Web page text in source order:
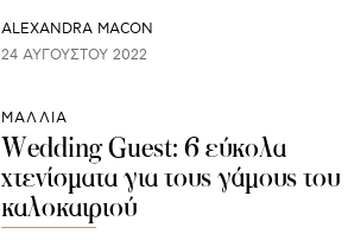
ALEXANDRA MACON
24 ΑΥΓΟΎΣΤΟΥ 2022
ΜΑΛΛΙΑ
Wedding Guest: 6 εύκολα
χτενίσματα για τους γάμους του
καλοκαιριού